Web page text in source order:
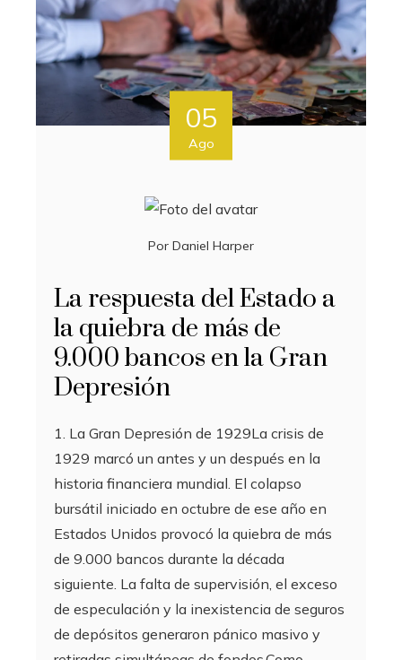
05
Ago
Por Daniel Harper
La respuesta del Estado a
la quiebra de más de
9.000 bancos en la Gran
Depresión
1. La Gran Depresión de 1929La crisis de
1929 marcó un antes y un después en la
historia financiera mundial. El colapso
bursátil iniciado en octubre de ese año en
Estados Unidos provocó la quiebra de más
de 9.000 bancos durante la década
siguiente. La falta de supervisión, el exceso
de especulación y la inexistencia de seguros
de depósitos generaron pánico masivo y